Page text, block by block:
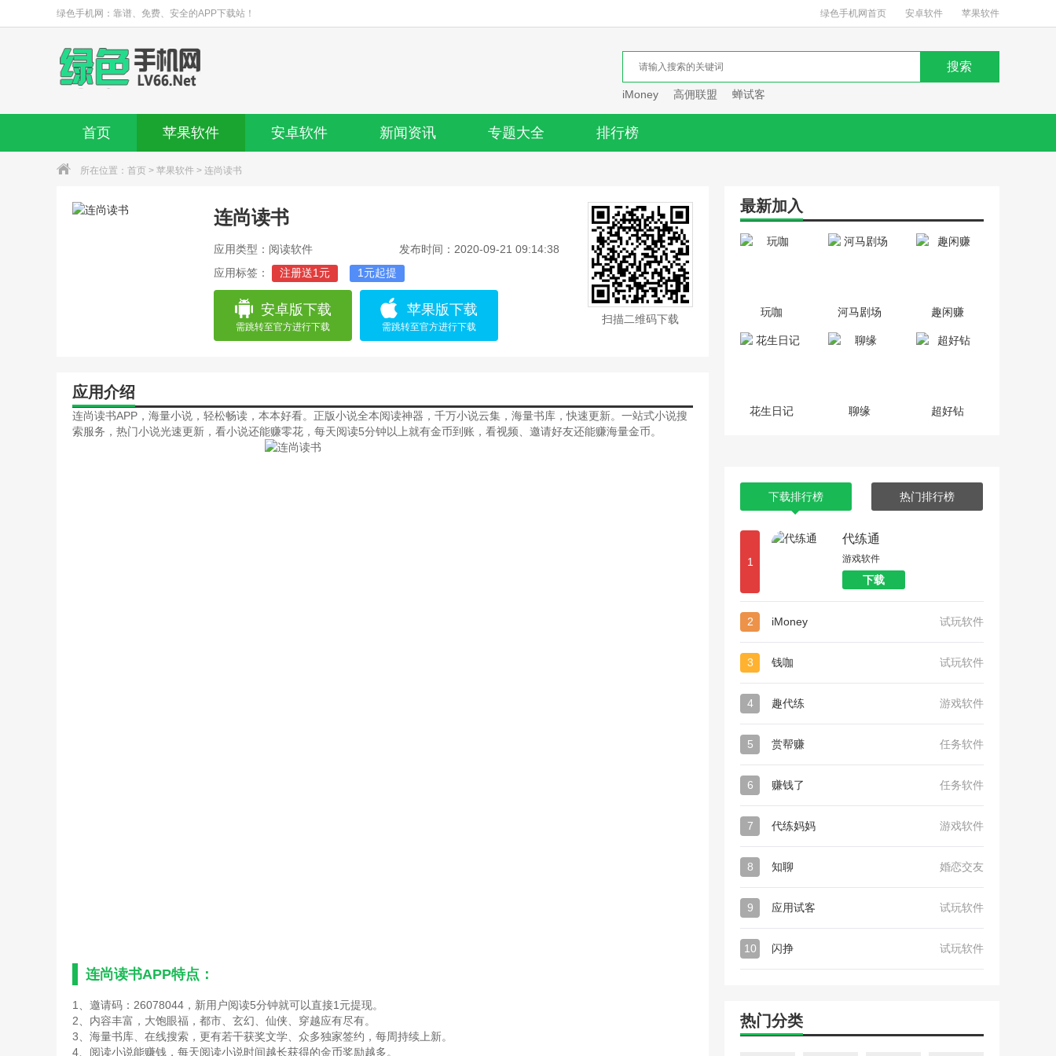
绿色手机网：靠谱、免费、安全的APP下载站！ 绿色手机网首页 安卓软件 苹果软件
iMoney 高佣联盟 蝉试客
首页 苹果软件 安卓软件 新闻资讯 专题大全 排行榜
所在位置： 首页 > 苹果软件 > 连尚读书
连尚读书
应用类型：阅读软件
发布时间：2020-09-21 09:14:38
应用标签：
注册送1元 1元起提
安卓版下载
需跳转至官方进行下载
苹果版下载
需跳转至官方进行下载
扫描二维码下载
应用介绍
连尚读书APP，海量小说，轻松畅读，本本好看。正版小说全本阅读神器，千万小说云集，海量书库，快速更新。一站式小说搜
索服务，热门小说光速更新，看小说还能赚零花，每天阅读5分钟以上就有金币到账，看视频、邀请好友还能赚海量金币。
连尚读书APP特点：
1、邀请码：26078044，新用户阅读5分钟就可以直接1元提现。
2、内容丰富，大饱眼福，都市、玄幻、仙侠、穿越应有尽有。
3、海量书库、在线搜索，更有若干获奖文学、众多独家签约，每周持续上新。
4、阅读小说能赚钱，每天阅读小说时间越长获得的金币奖励越多。
最新加入
玩咖 河马剧场 趣闲赚
花生日记 聊缘 超好钻
下载排行榜 热门排行榜
1
代练通
游戏软件
下载
2 iMoney 试玩软件
3 钱咖 试玩软件
4 趣代练 游戏软件
5 赏帮赚 任务软件
6 赚钱了 任务软件
7 代练妈妈 游戏软件
8 知聊 婚恋交友
9 应用试客 试玩软件
10 闪挣 试玩软件
热门分类